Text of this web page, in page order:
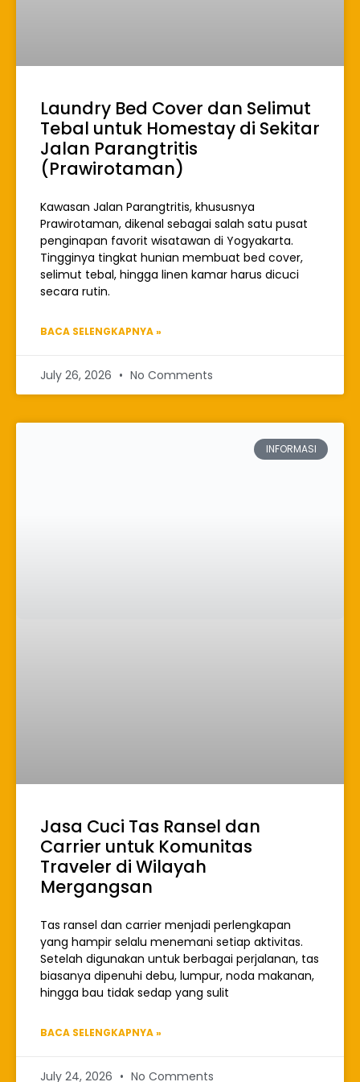
Laundry Bed Cover dan Selimut
Tebal untuk Homestay di Sekitar
Jalan Parangtritis
(Prawirotaman)
Kawasan Jalan Parangtritis, khususnya
Prawirotaman, dikenal sebagai salah satu pusat
penginapan favorit wisatawan di Yogyakarta.
Tingginya tingkat hunian membuat bed cover,
selimut tebal, hingga linen kamar harus dicuci
secara rutin.
BACA SELENGKAPNYA »
July 26, 2026 No Comments
INFORMASI
Jasa Cuci Tas Ransel dan
Carrier untuk Komunitas
Traveler di Wilayah
Mergangsan
Tas ransel dan carrier menjadi perlengkapan
yang hampir selalu menemani setiap aktivitas.
Setelah digunakan untuk berbagai perjalanan, tas
biasanya dipenuhi debu, lumpur, noda makanan,
hingga bau tidak sedap yang sulit
BACA SELENGKAPNYA »
July 24, 2026 No Comments